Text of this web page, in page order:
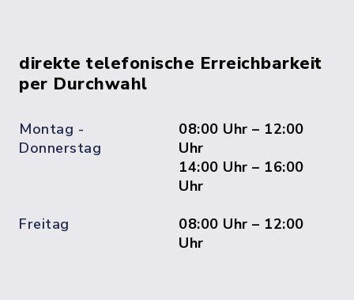
direkte telefonische Erreichbarkeit
per Durchwahl
Montag -
Donnerstag
08:00 Uhr – 12:00
Uhr
14:00 Uhr – 16:00
Uhr
Freitag
08:00 Uhr – 12:00
Uhr